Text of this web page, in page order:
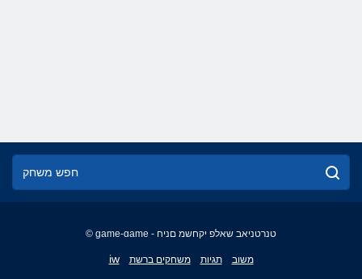
© game-game - טנרטניאב שאלפ יקחשמ םניח
iw משחקים ברשת תגיות משוב